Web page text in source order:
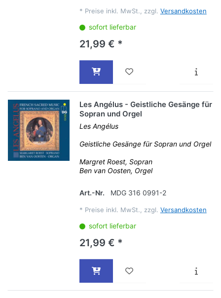
* Preise inkl. MwSt., zzgl. Versandkosten
sofort lieferbar
21,99 € *
Les Angélus - Geistliche Gesänge für
Sopran und Orgel
Les Angélus
Geistliche Gesänge für Sopran und Orgel
Margret Roest, Sopran
Ben van Oosten, Orgel
Art.-Nr. MDG 316 0991-2
* Preise inkl. MwSt., zzgl. Versandkosten
sofort lieferbar
21,99 € *